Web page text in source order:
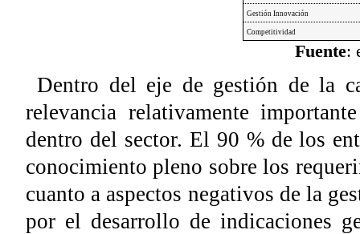
Gestión Innovación
Competitividad
Fuente:
Dentro del eje de gestión de la
relevancia relativamente
dentro del sector. El 90 % de los
conocimiento pleno sobre los
cuanto a aspectos negativos de la
por el desarrollo de indicaciones